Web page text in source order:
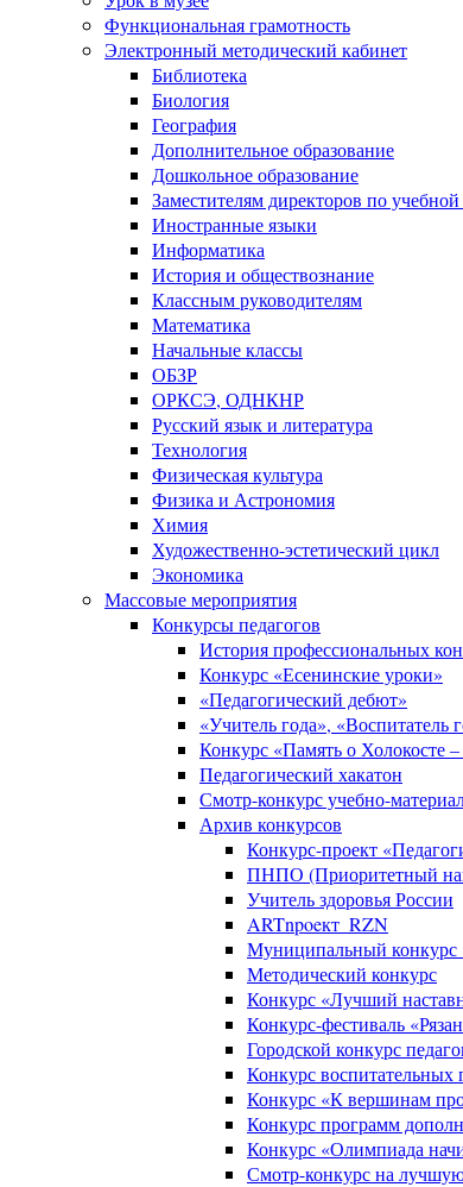
Функциональная грамотность
Электронный методический кабинет
Библиотека
Биология
География
Дополнительное образование
Дошкольное образование
Заместителям директоров по учебной
Иностранные языки
Информатика
История и обществознание
Классным руководителям
Математика
Начальные классы
ОБЗР
ОРКСЭ, ОДНКНР
Русский язык и литература
Технология
Физическая культура
Физика и Астрономия
Химия
Художественно-эстетический цикл
Экономика
Массовые мероприятия
Конкурсы педагогов
История профессиональных
Конкурс «Есенинские уроки»
«Педагогический дебют»
«Учитель года», «Воспитатель
Конкурс «Память о Холокосте
Педагогический хакатон
Смотр-конкурс учебно-
Архив конкурсов
Конкурс-проект
ПНПО (Приоритетный
Учитель здоровья России
ARTnpoeкт_RZN
Муниципальный конкурс
Методический конкурс
Конкурс «Лучший
Конкурс-фестиваль
Городской конкурс
Конкурс воспитательных
Конкурс «К вершинам
Конкурс программ
Конкурс «Олимпиада
Смотр-конкурс на лучшую